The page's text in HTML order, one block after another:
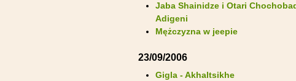
Jaba Shainidze i Otari
Adigeni
Mężczyzna w jeepie
23/09/2006
Gigla - Akhaltsikhe